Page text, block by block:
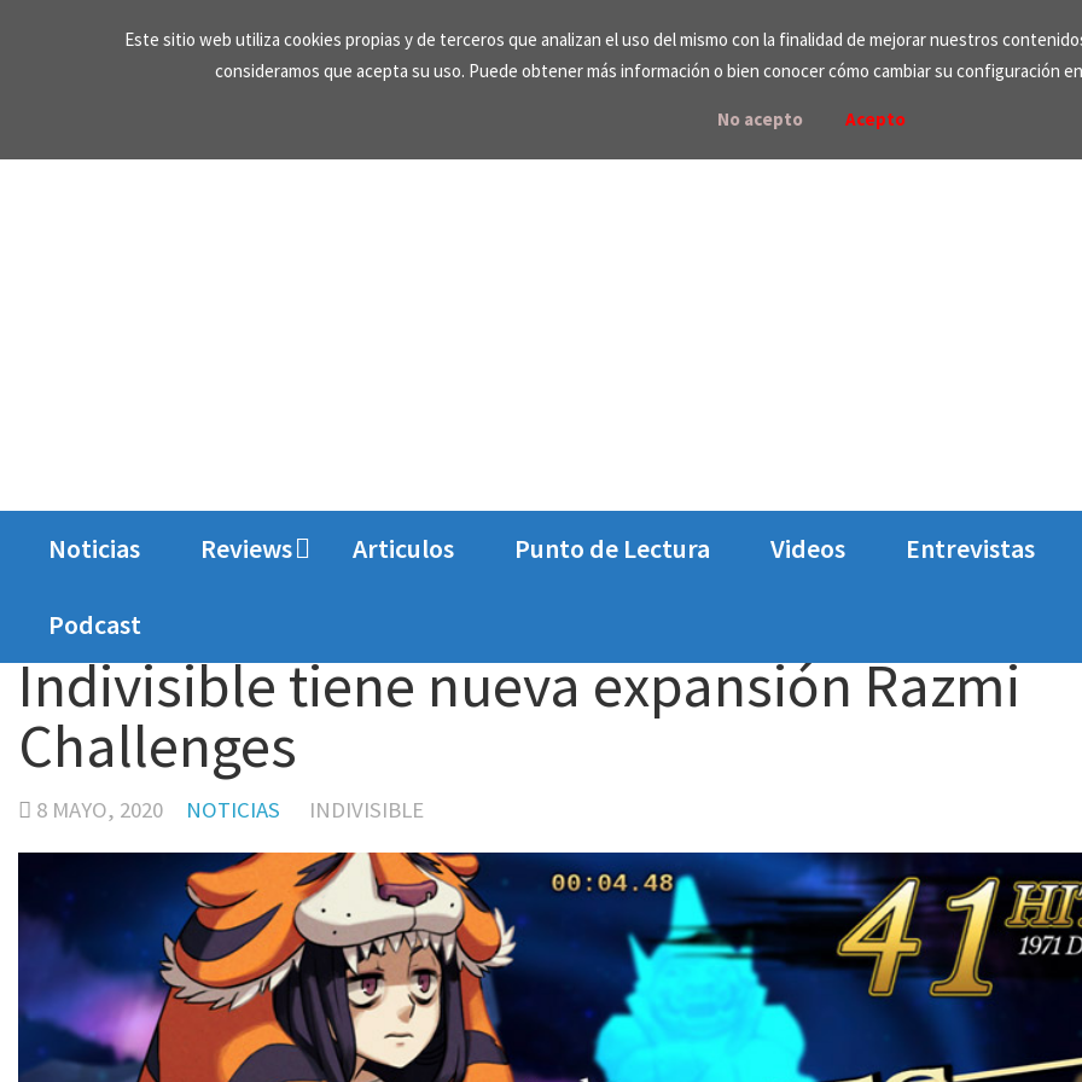
Este sitio web utiliza cookies propias y de terceros que analizan el uso del mismo con la finalidad de mejorar nuestros
consideramos que acepta su uso. Puede obtener más información o bien conocer cómo cambiar su configuración
No acepto Acepto
Noticias Reviews Articulos Punto de Lectura Videos Entrevistas
Podcast
Indivisible tiene nueva expansión Razmi
Challenges
8 MAYO, 2020 NOTICIAS INDIVISIBLE